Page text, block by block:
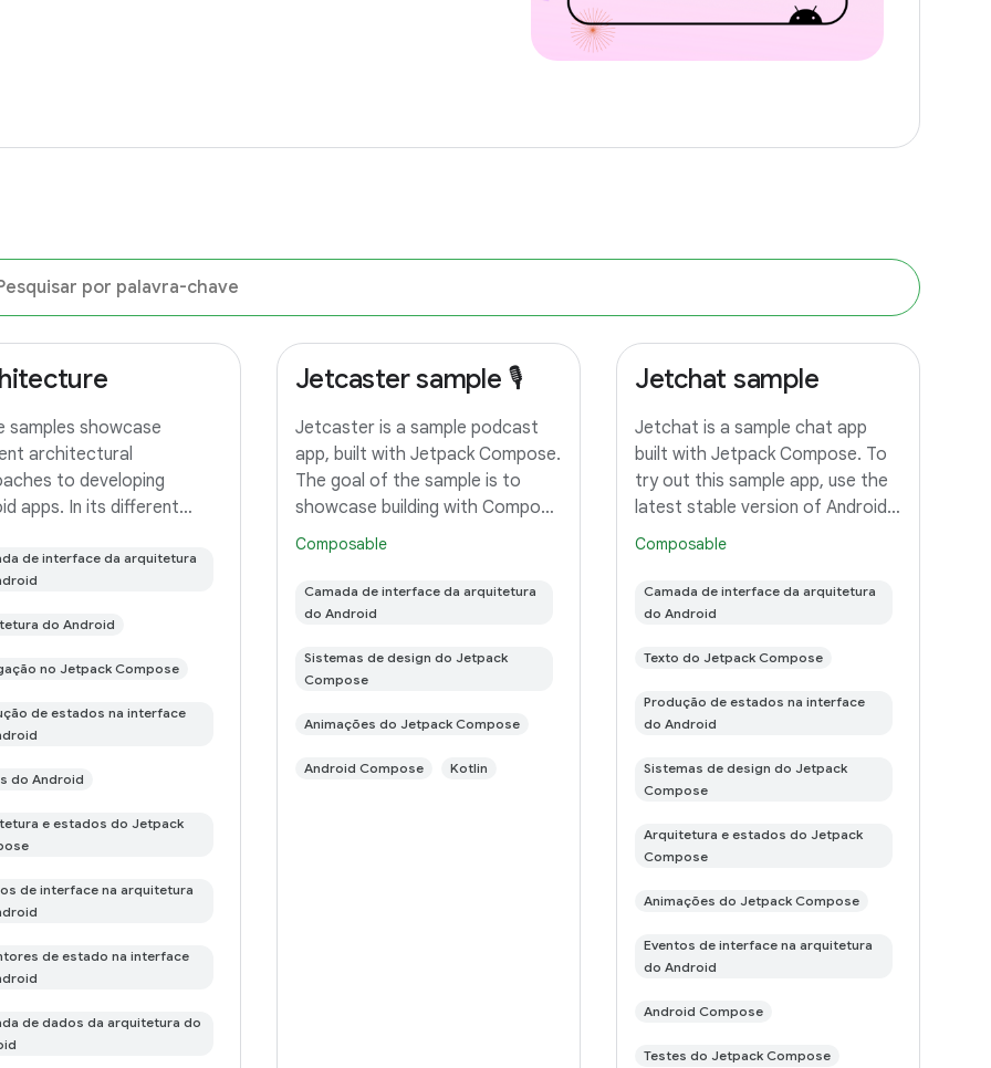
samples showcase
architectural
to developing
apps. In its different
app) implemented with
In this branch
de interface da arquitetura
do Android
no Jetpack Compose
de estados na interface
do Android
e estados do Jetpack
de interface na arquitetura
de estado na interface
de dados da arquitetura do
Jetcaster sample 🎙️
Jetcaster is a sample podcast
app, built with Jetpack Compose.
The goal of the sample is to
showcase building with Compose
across multiple form factors
featured architecture. To try out
this sample app, use the latest
Composable
Camada de interface da arquitetura
do Android
Sistemas de design do Jetpack
Compose
Animações do Jetpack Compose
Android Compose Kotlin
Jetchat sample
Jetchat is a sample chat app
built with Jetpack Compose. To
try out this sample app, use the
latest stable version of Android
Studio. You can clone this
from Android Studio following
the steps here. This sample
Composable
Camada de interface da arquitetura
do Android
Texto do Jetpack Compose
Produção de estados na interface
do Android
Sistemas de design do Jetpack
Compose
Arquitetura e estados do Jetpack
Compose
Animações do Jetpack Compose
Eventos de interface na arquitetura
do Android
Android Compose
Testes do Jetpack Compose